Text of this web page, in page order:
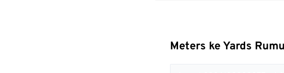
Meters ke Yards